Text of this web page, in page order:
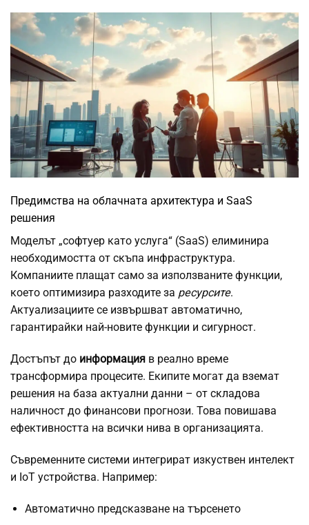
Предимства на облачната архитектура и SaaS
решения
Моделът „софтуер като услуга“ (SaaS) елиминира
необходимостта от скъпа инфраструктура.
Компаниите плащат само за използваните функции,
което оптимизира разходите за ресурсите.
Актуализациите се извършват автоматично,
гарантирайки най-новите функции и сигурност.
Достъпът до информация в реално време
трансформира процесите. Екипите могат да вземат
решения на база актуални данни – от складова
наличност до финансови прогнози. Това повишава
ефективността на всички нива в организацията.
Съвременните системи интегрират изкуствен интелект
и IoT устройства. Например:
Автоматично предсказване на търсенето